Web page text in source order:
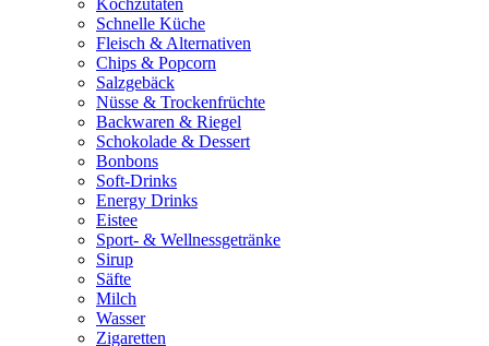
Kochzutaten
Schnelle Küche
Fleisch & Alternativen
Chips & Popcorn
Salzgebäck
Nüsse & Trockenfrüchte
Backwaren & Riegel
Schokolade & Dessert
Bonbons
Soft-Drinks
Energy Drinks
Eistee
Sport- & Wellnessgetränke
Sirup
Säfte
Milch
Wasser
Zigaretten